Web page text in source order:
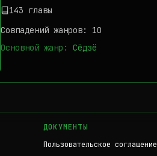
143 главы
Совпадений жанров: 10
Основной жанр:
Сёдзё
ДОКУМЕНТЫ
Пользовательское соглашение